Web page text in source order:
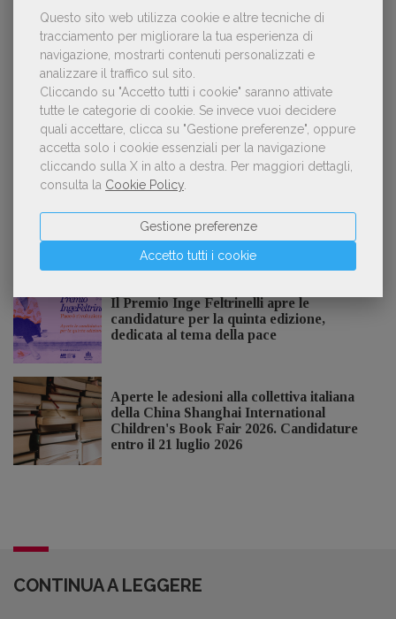
Questo sito web utilizza cookie e altre tecniche di
tracciamento per migliorare la tua esperienza di
navigazione, mostrarti contenuti personalizzati e
analizzare il traffico sul sito.
Cliccando su "Accetto tutti i cookie" saranno attivate
tutte le categorie di cookie. Se invece vuoi decidere
quali accettare, clicca su "Gestione preferenze", oppure
accetta solo i cookie essenziali per la navigazione
cliccando sulla X in alto a destra.
Per maggiori dettagli,
consulta la Cookie Policy
Accetto tutti i cookie
Gestione preferenze
Kobo ha rifiutato il 45% dei testi ricevuti per
sospetto utilizzo dell’IA
«La voce umana? Ha un valore aggiunto
impareggiabile». Simona Musmeci, product
manager ebook e audiolibri
NOTIZIE DALL'AIE
Il Premio Inge Feltrinelli apre le
candidature per la quinta edizione,
dedicata al tema della pace
Aperte le adesioni alla collettiva italiana
della China Shanghai International
Children's Book Fair 2026. Candidature
entro il 21 luglio 2026
CONTINUA A LEGGERE